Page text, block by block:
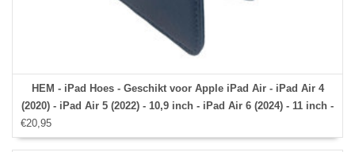
HEM - iPad Hoes - Geschikt voor Apple iPad Air - iPad Air 4
(2020) - iPad Air 5 (2022) - 10,9 inch - iPad Air 6 (2024) - 11 inch -
€20,95